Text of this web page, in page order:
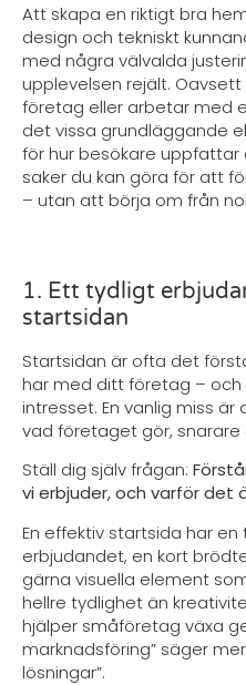
Att skapa en riktigt bra
design och tekniskt
med några välvalda
upplevelsen rejält.
företag eller arbetar med
det vissa grundläggande
för hur besökare uppfattar
saker du kan göra för att
– utan att börja om från
1. Ett tydligt
startsidan
Startsidan är ofta det
har med ditt företag –
intresset. En vanlig miss
vad företaget gör,
Ställ dig själv frågan:
vi erbjuder, och varför det
En effektiv startsida har
erbjudandet, en kort
gärna visuella element
hellre tydlighet än
hjälper småföretag växa
marknadsföring” säger
lösningar”.